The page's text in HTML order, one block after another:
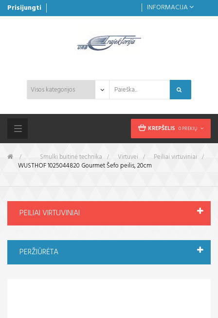
Prisijungti INFORMACIJA
KREPŠELIS 0 PREKIŲ
Toggle
navigation
&gt; Smulki buitinė technika > Virtuvei >
Peiliai virtuviniai
WUSTHOF 1025044820 Gourmet Šefo peilis, 20cm
PEILIAI VIRTUVINIAI
PERŽIŪRĖTA